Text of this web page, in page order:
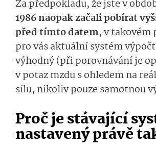
Za předpokladu, že jste v
1986 naopak začali pobírat
před tímto datem, v takovém
pro vás aktuální systém
výhodný (při porovnávání je
v potaz mzdu s ohledem na
sílu, nikoliv pouze samotnou
Proč je stávající
nastavený právě